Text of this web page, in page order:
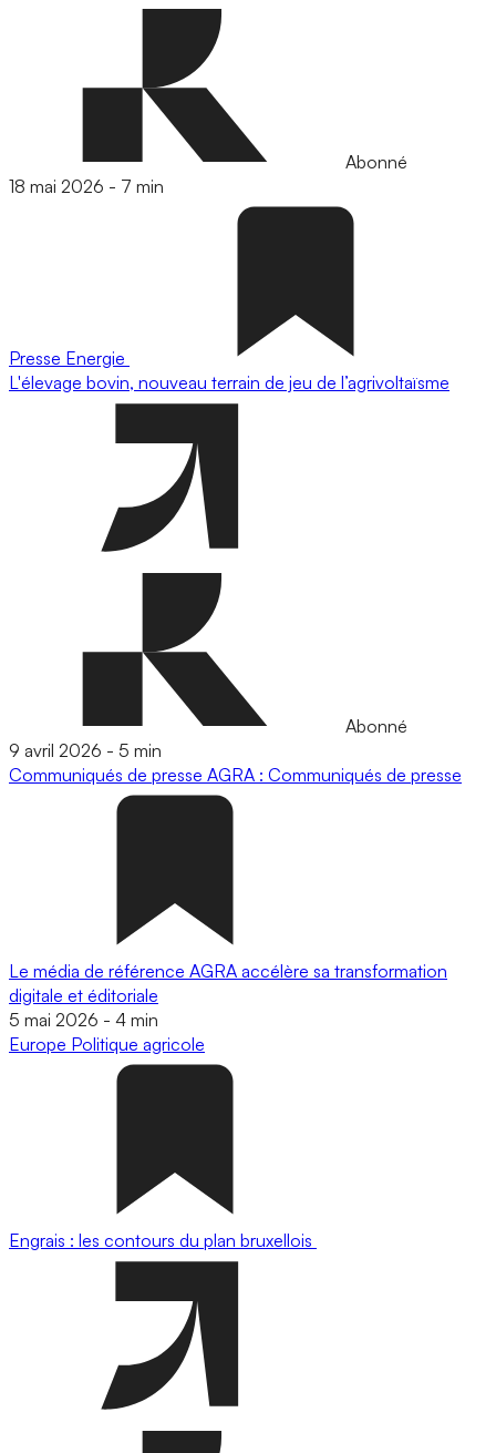
Abonné
18 mai 2026 - 7 min
Presse Energie
L'élevage bovin, nouveau terrain de jeu de l’agrivoltaïsme
Abonné
9 avril 2026 - 5 min
Communiqués de presse AGRA : Communiqués de presse
Le média de référence AGRA accélère sa transformation
digitale et éditoriale
5 mai 2026 - 4 min
Europe Politique agricole
Engrais : les contours du plan bruxellois